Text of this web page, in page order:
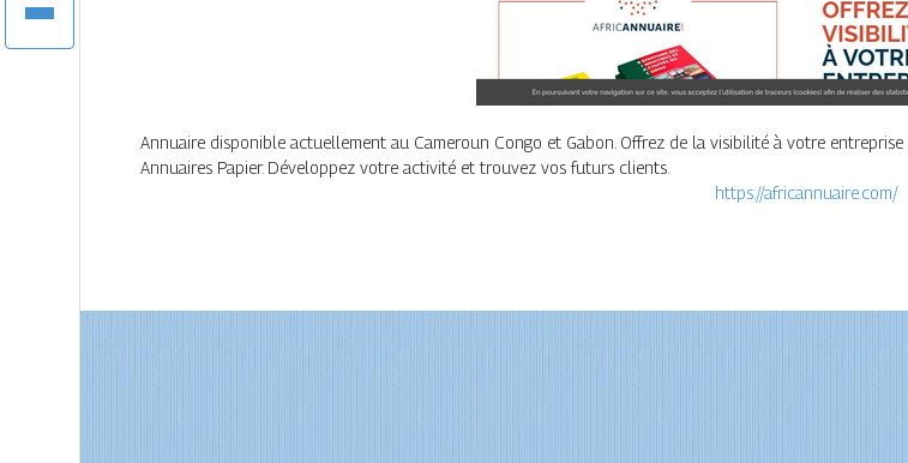
Annuaire disponible actuellement au Cameroun Congo et Gabon. Offrez de la visibilité à votre
Annuaires Papier. Développez votre activité et trouvez vos futurs clients.
https://africannuaire.com/